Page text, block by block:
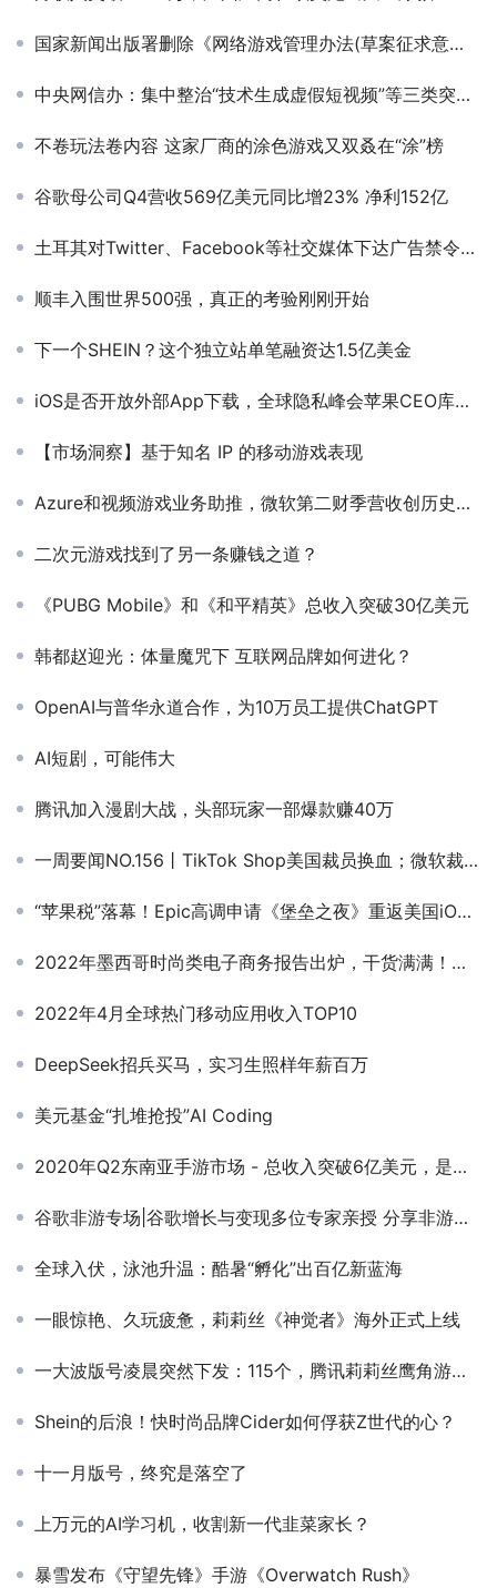
国家新闻出版署删除《网络游戏管理办法(草案征求意见稿)》链接
中央网信办：集中整治“技术生成虚假短视频”等三类突出问题
不卷玩法卷内容 这家厂商的涂色游戏又双叒在“涂”榜
谷歌母公司Q4营收569亿美元同比增23% 净利152亿
土耳其对Twitter、Facebook等社交媒体下达广告禁令，并要求各大社交平台任命当地代表
顺丰入围世界500强，真正的考验刚刚开始
下一个SHEIN？这个独立站单笔融资达1.5亿美金
iOS是否开放外部App下载，全球隐私峰会苹果CEO库克与欧美监管再度博弈
【市场洞察】基于知名 IP 的移动游戏表现
Azure和视频游戏业务助推，微软第二财季营收创历史新高
二次元游戏找到了另一条赚钱之道？
《PUBG Mobile》和《和平精英》总收入突破30亿美元
韩都赵迎光：体量魔咒下 互联网品牌如何进化？
OpenAI与普华永道合作，为10万员工提供ChatGPT
AI短剧，可能伟大
腾讯加入漫剧大战，头部玩家一部爆款赚40万
一周要闻NO.156丨TikTok Shop美国裁员换血；微软裁员多款游戏项目被砍；得物正式登陆俄罗斯；xAI到账100亿美元
“苹果税”落幕！Epic高调申请《堡垒之夜》重返美国iOS，并推出20%用户返利
2022年墨西哥时尚类电子商务报告出炉，干货满满！拉美电商必看
2022年4月全球热门移动应用收入TOP10
DeepSeek招兵买马，实习生照样年薪百万
美元基金“扎堆抢投”AI Coding
2020年Q2东南亚手游市场 - 总收入突破6亿美元，是拉美和中东市场的2倍
谷歌非游专场|谷歌增长与变现多位专家亲授 分享非游类App出海新爆点
全球入伏，泳池升温：酷暑“孵化”出百亿新蓝海
一眼惊艳、久玩疲惫，莉莉丝《神觉者》海外正式上线
一大波版号凌晨突然下发：115个，腾讯莉莉丝鹰角游族点点均有收获
Shein的后浪！快时尚品牌Cider如何俘获Z世代的心？
十一月版号，终究是落空了
上万元的AI学习机，收割新一代韭菜家长？
暴雪发布《守望先锋》手游《Overwatch Rush》